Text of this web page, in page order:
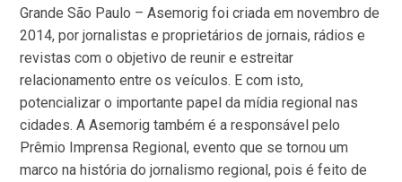
Grande São Paulo – Asemorig foi criada em novembro de
2014, por jornalistas e proprietários de jornais, rádios e
revistas com o objetivo de reunir e estreitar
relacionamento entre os veículos. E com isto,
potencializar o importante papel da mídia regional nas
cidades. A Asemorig também é a responsável pelo
Prêmio Imprensa Regional, evento que se tornou um
marco na história do jornalismo regional, pois é feito de